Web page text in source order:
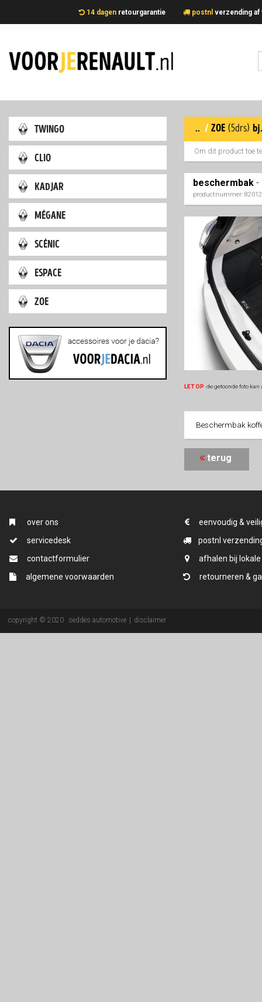
14 dagenretourgarantie postnl
twingo
clio
kadjar
mégane
scénic
espace
zoe
.. / zoe (5drs)
Om dit product toe
beschermbak -
productnummer:
LET OP de getoonde foto
Beschermbak
terug
over ons
servicedesk
contactformulier
algemene voorwaarden
eenvoudig &
postnl
afhalen bij
retourneren &
copyright © 2020 seddes automotive disclaimer